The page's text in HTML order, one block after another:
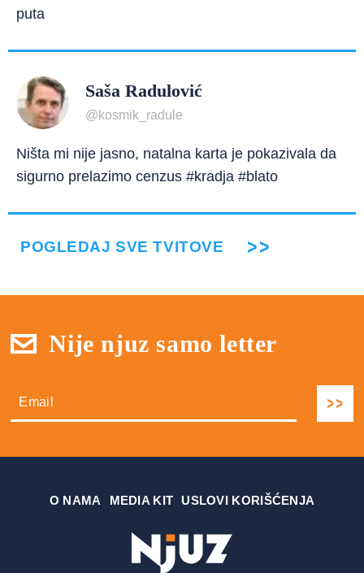
puta
Saša Radulović
@kosmik_radule
Ništa mi nije jasno, natalna karta je pokazivala da
sigurno prelazimo cenzus #kradja #blato
POGLEDAJ SVE TVITOVE
Nije njuz samo letter
О NAMA MEDIA KIT USLOVI KORIŠĆENJA